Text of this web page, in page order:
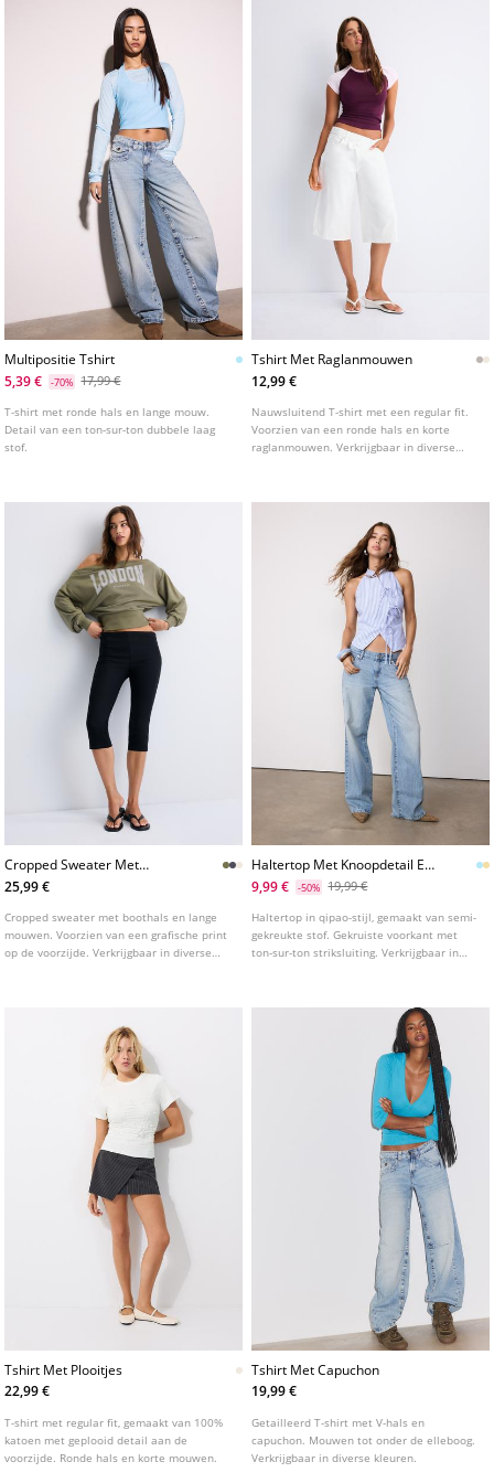
Multipositie Tshirt
5,39 €
-70% 17,99 €
T-shirt met ronde hals en lange mouw.
Detail van een ton-sur-ton dubbele laag
stof.
Tshirt Met Raglanmouwen
12,99 €
Nauwsluitend T-shirt met een regular fit.
Voorzien van een ronde hals en korte
raglanmouwen. Verkrijgbaar in diverse
Cropped Sweater Met
Boothals
25,99 €
Cropped sweater met boothals en lange
mouwen. Voorzien van een grafische print
op de voorzijde. Verkrijgbaar in diverse
Haltertop Met Knoopdetail En
Kreukeleffect
9,99 € -50% 19,99 €
Haltertop in qipao-stijl, gemaakt van semi-
gekreukte stof. Gekruiste voorkant met
ton-sur-ton striksluiting. Verkrijgbaar in
Tshirt Met Plooitjes
22,99 €
T-shirt met regular fit, gemaakt van 100%
katoen met geplooid detail aan de
voorzijde. Ronde hals en korte mouwen.
Tshirt Met Capuchon
19,99 €
Getailleerd T-shirt met V-hals en
capuchon. Mouwen tot onder de elleboog.
Verkrijgbaar in diverse kleuren.